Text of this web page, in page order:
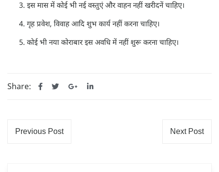
इस मास में कोई भी नई वस्तुएं और वाहन नहीं खरीदनें चाहिए।
गृह प्रवेश, विवाह आदि शुभ कार्य नहीं करना चाहिए।
कोई भी नया कोराबार इस अवधि में नहीं शुरू करना चाहिए।
Share:
Next Post
Previous Post